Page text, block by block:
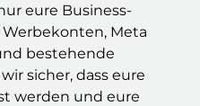
eure Business-
Meta
bestehende
sicher, dass eure
werden und eure